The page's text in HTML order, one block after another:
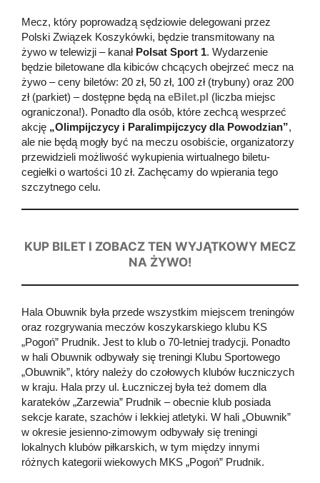
Mecz, który poprowadzą sędziowie delegowani przez
Polski Związek Koszykówki, będzie transmitowany na
żywo w telewizji – kanał Polsat Sport 1. Wydarzenie
będzie biletowane dla kibiców chcących obejrzeć mecz na
żywo – ceny biletów: 20 zł, 50 zł, 100 zł (trybuny) oraz 200
zł (parkiet) – dostępne będą naeBilet.pl (liczba miejsc
ograniczona!). Ponadto dla osób, które zechcą wesprzeć
akcję „Olimpijczycy i Paralimpijczycy dla Powodzian”,
ale nie będą mogły być na meczu osobiście, organizatorzy
przewidzieli możliwość wykupienia wirtualnego biletu-
cegiełki o wartości 10 zł. Zachęcamy do wpierania tego
szczytnego celu.
KUP BILET I ZOBACZ TEN WYJĄTKOWY MECZ
NA ŻYWO!
Hala Obuwnik była przede wszystkim miejscem treningów
oraz rozgrywania meczów koszykarskiego klubu KS
„Pogoń” Prudnik. Jest to klub o 70-letniej tradycji. Ponadto
w hali Obuwnik odbywały się treningi Klubu Sportowego
„Obuwnik”, który należy do czołowych klubów łuczniczych
w kraju. Hala przy ul. Łuczniczej była też domem dla
karateków „Zarzewia” Prudnik – obecnie klub posiada
sekcje karate, szachów i lekkiej atletyki. W hali „Obuwnik”
w okresie jesienno-zimowym odbywały się treningi
lokalnych klubów piłkarskich, w tym między innymi
różnych kategorii wiekowych MKS „Pogoń” Prudnik.